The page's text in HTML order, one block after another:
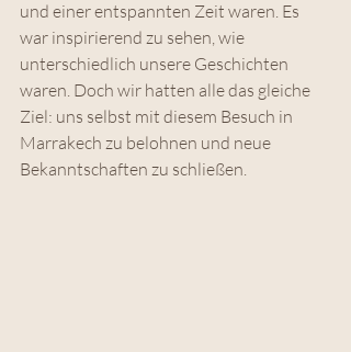
und einer entspannten Zeit waren. Es
war inspirierend zu sehen, wie
unterschiedlich unsere Geschichten
waren. Doch wir hatten alle das gleiche
Ziel: uns selbst mit diesem Besuch in
Marrakech zu belohnen und neue
Bekanntschaften zu schließen.